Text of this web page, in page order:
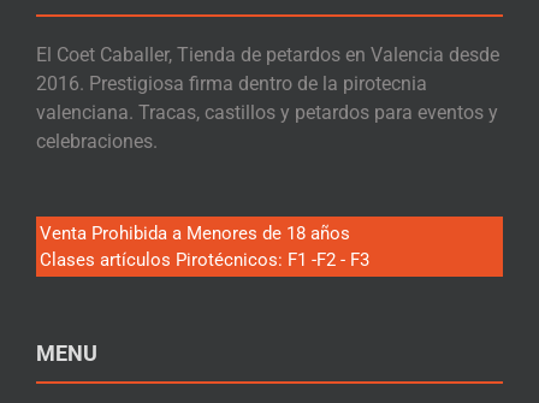
El Coet Caballer, Tienda de petardos en Valencia desde
2016. Prestigiosa firma dentro de la pirotecnia
valenciana. Tracas, castillos y petardos para eventos y
celebraciones.
Venta Prohibida a Menores de 18 años
Clases artículos Pirotécnicos: F1 -F2 - F3
MENU